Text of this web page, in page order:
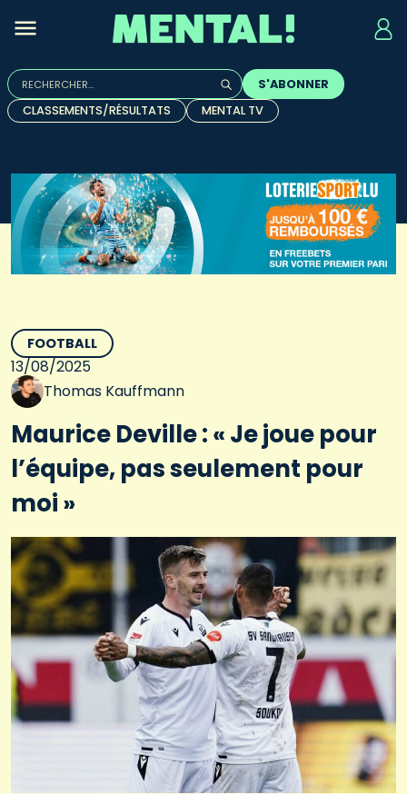
Rechercher :
Quand les résultats de l'auto-complétion sont
S'ABONNER
CLASSEMENTS/RÉSULTATS
MENTAL TV
FOOTBALL
13/08/2025
Thomas Kauffmann
Maurice Deville : « Je joue pour
l’équipe, pas seulement pour
moi »